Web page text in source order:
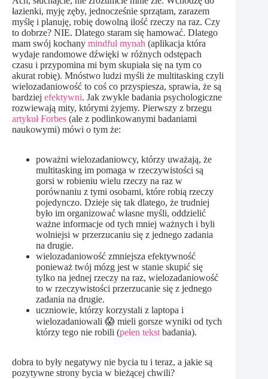
łazienki, myję zęby, jednocześnie sprzątam, zarazem
myślę i planuję, robię dowolną ilość rzeczy na raz. Czy
to dobrze? NIE. Dlatego staram się hamować. Dlatego
mam swój kochany mindful mynah (aplikacja która
wydaje randomowe dźwięki w różnych odstępach
czasu i przypomina mi bym skupiała się na tym co
akurat robię). Mnóstwo ludzi myśli że multitasking czyli
wielozadaniowość to coś co przyspiesza, sprawia, że są
bardziej efektywni. Jak zwykle badania psychologiczne
rozwiewają mity, którymi żyjemy. Pierwszy z brzegu
artykuł Forbes (ale z podlinkowanymi badaniami
naukowymi) mówi o tym że:
poważni wielozadaniowcy, którzy uważają, że
multitasking im pomaga w rzeczywistości są
gorsi w robieniu wielu rzeczy na raz w
porównaniu z tymi osobami, które robią rzeczy
pojedynczo. Dzieje się tak dlatego, że trudniej
było im organizować własne myśli, oddzielić
ważne informacje od tych mniej ważnych i byli
wolniejsi w przerzucaniu się z jednego zadania
na drugie.
wielozadaniowość zmniejsza efektywność
ponieważ twój mózg jest w stanie skupić się
tylko na jednej rzeczy na raz, wielozadaniowość
to w rzeczywistości przerzucanie się z jednego
zadania na drugie.
uczniowie, którzy korzystali z laptopa i
wielozadaniowali 😱 mieli gorsze wyniki od tych
którzy tego nie robili (pełen tekst badania).
dobra to były negatywy nie bycia tu i teraz, a jakie są
pozytywne strony bycia w bieżącej chwili?